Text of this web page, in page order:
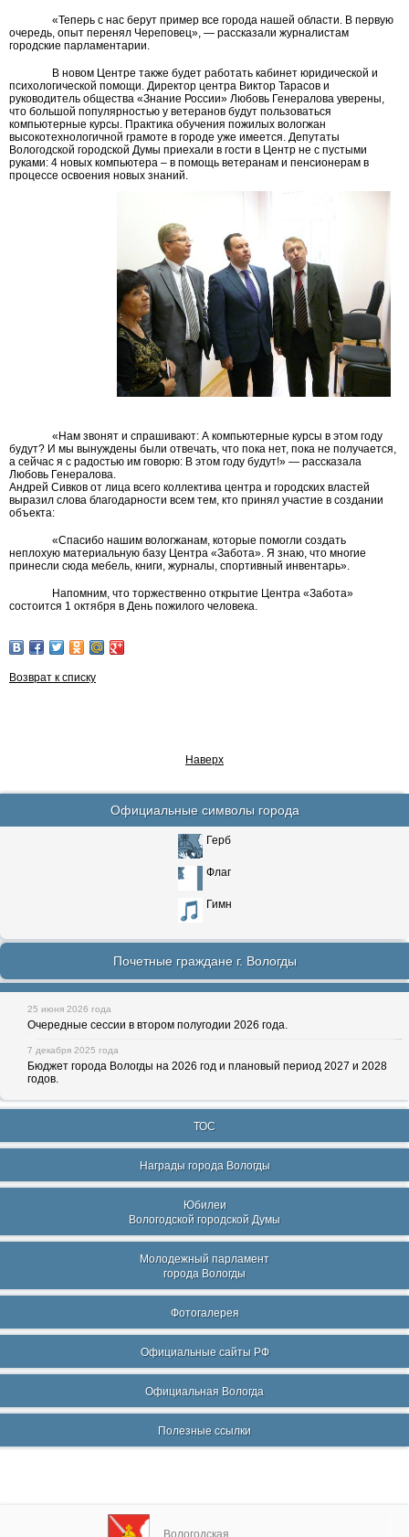
«Теперь с нас берут пример все города нашей области. В первую
очередь, опыт перенял Череповец», — рассказали журналистам
городские парламентарии.
В новом Центре также будет работать кабинет юридической и
психологической помощи. Директор центра Виктор Тарасов и
руководитель общества «Знание России» Любовь Генералова уверены,
что большой популярностью у ветеранов будут пользоваться
компьютерные курсы. Практика обучения пожилых вологжан
высокотехнологичной грамоте в городе уже имеется. Депутаты
Вологодской городской Думы приехали в гости в Центр не с пустыми
руками: 4 новых компьютера – в помощь ветеранам и пенсионерам в
процессе освоения новых знаний.
«Нам звонят и спрашивают: А компьютерные курсы в этом году
будут? И мы вынуждены были отвечать, что пока нет, пока не получается,
а сейчас я с радостью им говорю: В этом году будут!» — рассказала
Любовь Генералова.
Андрей Сивков от лица всего коллектива центра и городских властей
выразил слова благодарности всем тем, кто принял участие в создании
объекта:
«Спасибо нашим вологжанам, которые помогли создать
неплохую материальную базу Центра «Забота». Я знаю, что многие
принесли сюда мебель, книги, журналы, спортивный инвентарь».
Напомним, что торжественно открытие Центра «Забота»
состоится 1 октября в День пожилого человека.
Возврат к списку
Наверх
Официальные символы города
Герб
Флаг
Гимн
Почетные граждане г. Вологды
25 июня 2026 года
Очередные сессии в втором полугодии 2026 года.
7 декабря 2025 года
Бюджет города Вологды на 2026 год и плановый период 2027 и 2028
годов.
ТОС
Награды города Вологды
Юбилеи
Вологодской городской Думы
Молодежный парламент
города Вологды
Фотогалерея
Официальные сайты РФ
Официальная Вологда
Полезные ссылки
Вологодская